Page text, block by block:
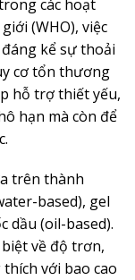
các hoạt
(WHO), việc
kể sự thoải
cơ tổn thương
hỗ trợ thiết yếu,
hạn mà còn để
trên thành
based), gel
dầu (oil-based).
về độ trơn,
với bao cao